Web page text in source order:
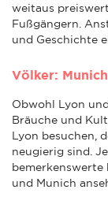
weitaus
Fußgängern.
und Geschichte
Völker:
Obwohl Lyon
Bräuche und
Lyon besuchen,
neugierig sind.
und Munich